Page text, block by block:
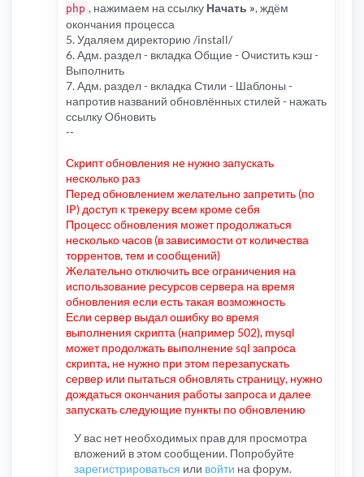
php , нажимаем на ссылку Начать », ждём
окончания процесса
5. Удаляем директорию /install/
6. Адм. раздел - вкладка Общие - Очистить кэш -
Выполнить
7. Адм. раздел - вкладка Стили - Шаблоны -
напротив названий обновлённых стилей - нажать
ссылку Обновить
--
Скрипт обновления не нужно запускать
несколько раз
Перед обновлением желательно запретить (по
IP) доступ к трекеру всем кроме себя
Процесс обновления может продолжаться
несколько часов (в зависимости от количества
торрентов, тем и сообщений)
Желательно отключить все ограничения на
использование ресурсов сервера на время
обновления если есть такая возможность
Если сервер выдал ошибку во время
выполнения скрипта (например 502), mysql
может продолжать выполнение sql запроса
скрипта, не нужно при этом перезапускать
сервер или пытаться обновлять страницу, нужно
дождаться окончания работы запроса и далее
запускать следующие пункты по обновлению
У вас нет необходимых прав для просмотра
вложений в этом сообщении. Попробуйте
зарегистрироваться или войти на форум.